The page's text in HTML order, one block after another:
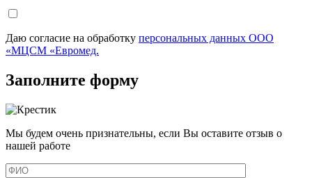
Даю согласие на обработку персональных данных ООО
«МЦСМ «Евромед.
Заполните форму
Мы будем очень признательны, если Вы оставите отзыв о
нашей работе